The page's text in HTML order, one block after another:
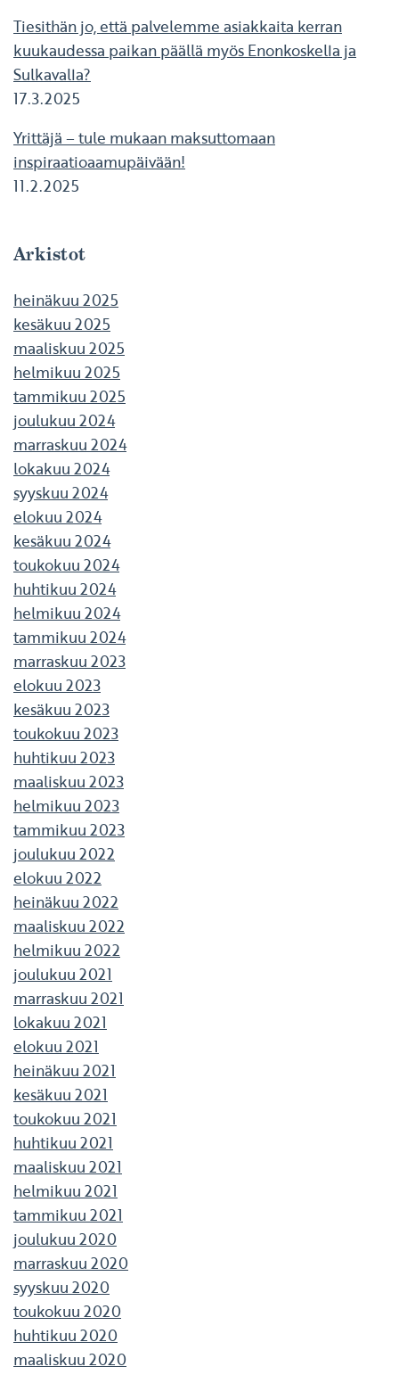
Tiesithän jo, että palvelemme asiakkaita kerran
kuukaudessa paikan päällä myös Enonkoskella ja
Sulkavalla?
17.3.2025
Yrittäjä – tule mukaan maksuttomaan
inspiraatioaamupäivään!
11.2.2025
Arkistot
heinäkuu 2025
kesäkuu 2025
maaliskuu 2025
helmikuu 2025
tammikuu 2025
joulukuu 2024
marraskuu 2024
lokakuu 2024
syyskuu 2024
elokuu 2024
kesäkuu 2024
toukokuu 2024
huhtikuu 2024
helmikuu 2024
tammikuu 2024
marraskuu 2023
elokuu 2023
kesäkuu 2023
toukokuu 2023
huhtikuu 2023
maaliskuu 2023
helmikuu 2023
tammikuu 2023
joulukuu 2022
elokuu 2022
heinäkuu 2022
maaliskuu 2022
helmikuu 2022
joulukuu 2021
marraskuu 2021
lokakuu 2021
elokuu 2021
heinäkuu 2021
kesäkuu 2021
toukokuu 2021
huhtikuu 2021
maaliskuu 2021
helmikuu 2021
tammikuu 2021
joulukuu 2020
marraskuu 2020
syyskuu 2020
toukokuu 2020
huhtikuu 2020
maaliskuu 2020